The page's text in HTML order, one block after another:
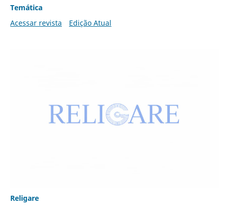
Temática
Acessar revista
Edição Atual
Religare